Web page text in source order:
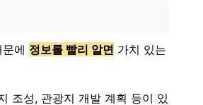
에 정보를 빨리 알면 가치 있는
조성, 관광지 개발 계획 등이 있